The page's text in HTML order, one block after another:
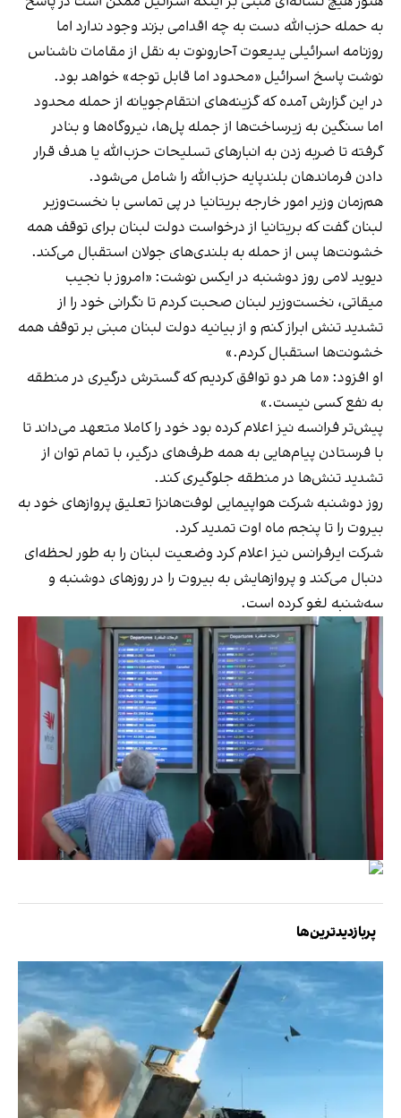
به حمله حزب‌الله دست به چه اقدامی بزند وجود ندارد اما
روزنامه اسرائیلی یدیعوت آحارونوت به نقل از مقامات ناشناس
نوشت پاسخ اسرائیل «محدود اما قابل توجه» خواهد بود.
در این گزارش آمده که گزینه‌های انتقام‌جویانه از حمله محدود
اما سنگین به زیرساخت‌ها از جمله پل‌ها، نیروگاه‌ها و بنادر
گرفته تا ضربه زدن به انبارهای تسلیحات حزب‌الله یا هدف قرار
دادن فرماندهان بلندپایه حزب‌الله را شامل می‌شود.
هم‌زمان وزیر امور خارجه بریتانیا در پی تماسی با نخست‌وزیر
لبنان گفت که بریتانیا از درخواست دولت لبنان برای توقف همه
خشونت‌ها پس از حمله به بلندی‌های جولان استقبال می‌کند.
دیوید لامی روز دوشنبه در ایکس نوشت: «امروز با نجیب
میقاتی، نخست‌وزیر لبنان صحبت کردم تا نگرانی خود را از
تشدید تنش ابراز کنم و از بیانیه دولت لبنان مبنی بر توقف همه
خشونت‌ها استقبال کردم.»
او افزود: «ما هر دو توافق کردیم که گسترش درگیری در منطقه
به نفع کسی نیست.»
پیش‌تر فرانسه نیز اعلام کرده بود خود را کاملا متعهد می‌داند تا
با فرستادن پیام‌هایی به همه طرف‌های درگیر، با تمام توان از
تشدید تنش‌ها در منطقه جلوگیری کند.
روز دوشنبه شرکت هواپیمایی لوفت‌هانزا تعلیق پروازهای خود به
بیروت را تا پنجم ماه اوت تمدید کرد.
شرکت ایرفرانس نیز اعلام کرد وضعیت لبنان را به طور لحظه‌ای
دنبال می‌کند و پروازهایش به بیروت را در روزهای دوشنبه و
سه‌شنبه لغو کرده است.
پربازدیدترین‌ها